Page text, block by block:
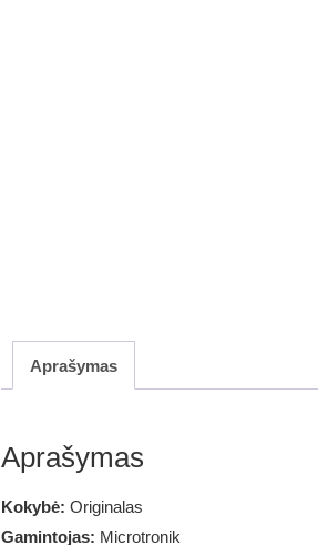
Aprašymas
Aprašymas
Kokybė: Originalas
Gamintojas: Microtronik